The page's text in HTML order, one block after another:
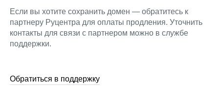
Если вы хотите сохранить домен — обратитесь к
партнеру Руцентра для оплаты продления. Уточнить
контакты для связи с партнером можно в службе
поддержки.
Обратиться в поддержку